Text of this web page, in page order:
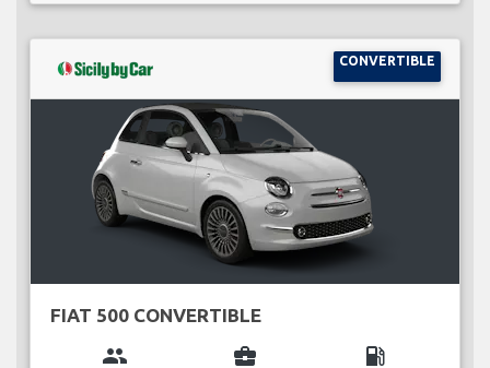
CONVERTIBLE
FIAT 500 CONVERTIBLE
group business_center local_gas_station